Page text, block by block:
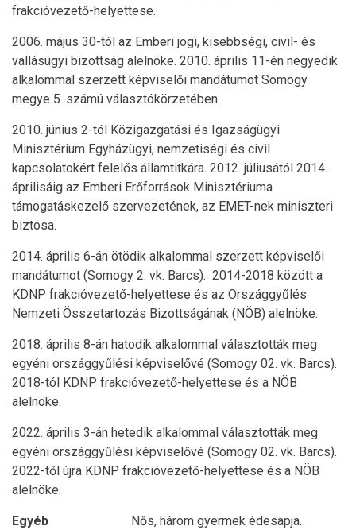
frakcióvezető-helyettese.
2006. május 30-tól az Emberi jogi, kisebbségi, civil- és
vallásügyi bizottság alelnöke. 2010. április 11-én negyedik
alkalommal szerzett képviselői mandátumot Somogy
megye 5. számú választókörzetében.
2010. június 2-tól Közigazgatási és Igazságügyi
Minisztérium Egyházügyi, nemzetiségi és civil
kapcsolatokért felelős államtitkára. 2012. júliusától 2014.
áprilisáig az Emberi Erőforrások Minisztériuma
támogatáskezelő szervezetének, az EMET-nek miniszteri
biztosa.
2014. április 6-án ötödik alkalommal szerzett képviselői
mandátumot (Somogy 2. vk. Barcs). 2014-2018 között a
KDNP frakcióvezető-helyettese és az Országgyűlés
Nemzeti Összetartozás Bizottságának (NÖB) alelnöke.
2018. április 8-án hatodik alkalommal választották meg
egyéni országgyűlési képviselővé (Somogy 02. vk. Barcs).
2018-tól KDNP frakcióvezető-helyettese és a NÖB
alelnöke.
2022. április 3-án hetedik alkalommal választották meg
egyéni országgyűlési képviselővé (Somogy 02. vk. Barcs).
2022-től újra KDNP frakcióvezető-helyettese és a NÖB
alelnöke.
Egyéb Nős, három gyermek édesapja.